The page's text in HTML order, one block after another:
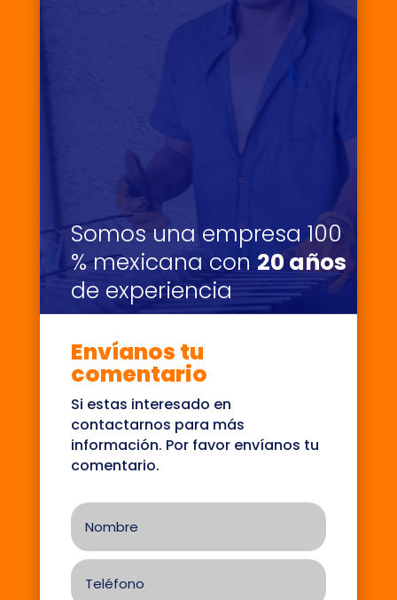
Somos una empresa 100
% mexicana con 20 años
de experiencia
Envíanos tu
comentario
Si estas interesado en
contactarnos para más
información. Por favor envíanos tu
comentario.